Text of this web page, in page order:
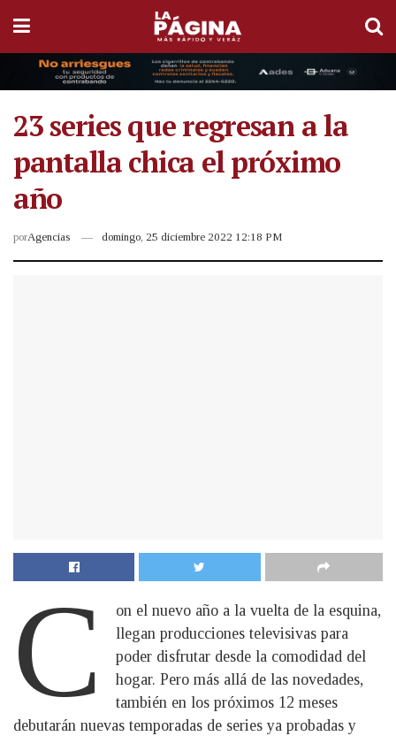
23 series que regresan a la
pantalla chica el próximo
año
porAgencias domingo, 25 diciembre 2022 12:18 PM
C
on el nuevo año a la vuelta de la esquina,
llegan producciones televisivas para
poder disfrutar desde la comodidad del
hogar. Pero más allá de las novedades,
también en los próximos 12 meses
debutarán nuevas temporadas de series ya probadas y